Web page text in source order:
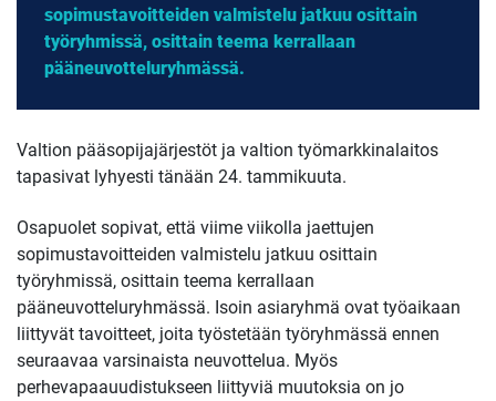
sopimustavoitteiden valmistelu jatkuu osittain
työryhmissä, osittain teema kerrallaan
pääneuvotteluryhmässä.
Valtion pääsopijajärjestöt ja valtion työmarkkinalaitos
tapasivat lyhyesti tänään 24. tammikuuta.
Osapuolet sopivat, että viime viikolla jaettujen
sopimustavoitteiden valmistelu jatkuu osittain
työryhmissä, osittain teema kerrallaan
pääneuvotteluryhmässä. Isoin asiaryhmä ovat työaikaan
liittyvät tavoitteet, joita työstetään työryhmässä ennen
seuraavaa varsinaista neuvottelua. Myös
perhevapaauudistukseen liittyviä muutoksia on jo